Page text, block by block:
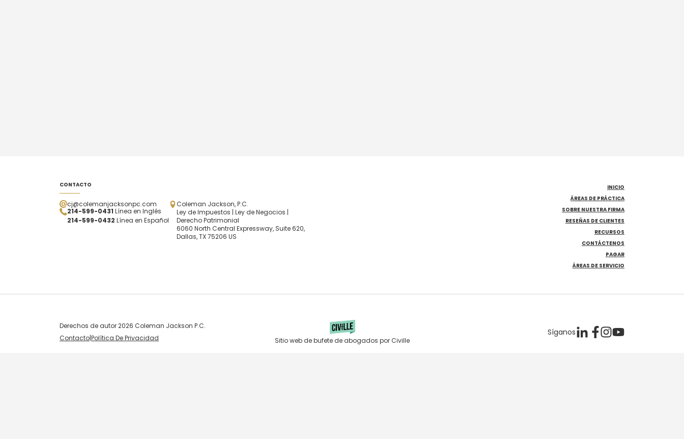
CONTACTO
cj@colemanjacksonpc.com
214-599-0431 Línea en Inglés
214-599-0432 Línea en Español
Coleman Jackson, P.C.
Ley de Impuestos | Ley de Negocios |
Derecho Patrimonial
6060 North Central Expressway, Suite 620,
Dallas, TX 75206 US
INICIO
ÁREAS DE PRÁCTICA
SOBRE NUESTRA FIRMA
RESEÑAS DE CLIENTES
RECURSOS
CONTÁCTENOS
PAGAR
ÁREAS DE SERVICIO
Derechos de autor 2026 Coleman Jackson P.C.
Contacto|Política De Privacidad Sitio web de bufete de abogados por Civille
Síganos